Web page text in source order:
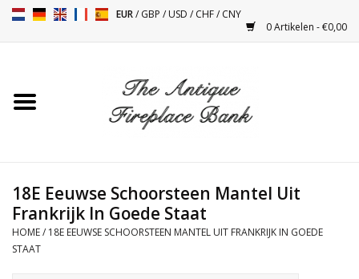
EUR/GBP /USD /CHF/CNY
0 Artikelen - €0,00
Toebehoren
Kacheltjes
18E Eeuwse Schoorsteen Mantel Uit
Frankrijk In Goede Staat
HOME/ 18E EEUWSE SCHOORSTEEN MANTEL UIT FRANKRIJK IN GOEDE
STAAT